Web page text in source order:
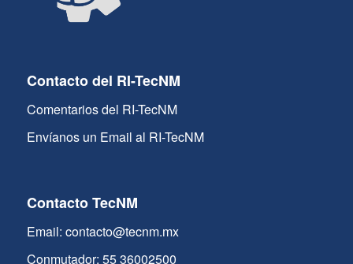
Contacto del RI-TecNM
Comentarios del RI-TecNM
Envíanos un Email al RI-TecNM
Contacto TecNM
Email: contacto@tecnm.mx
Conmutador: 55 36002500